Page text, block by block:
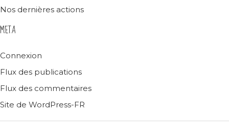
Nos dernières actions
META
Connexion
Flux des publications
Flux des commentaires
Site de WordPress-FR